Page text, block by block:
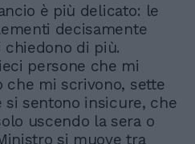
è più delicato: le
decisamente
di più.
persone che mi
che mi scrivono, sette
sentono insicure, che
uscendo la sera o
si muove tra